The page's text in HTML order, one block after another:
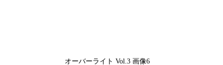
オーバーライト Vol.3 画像6